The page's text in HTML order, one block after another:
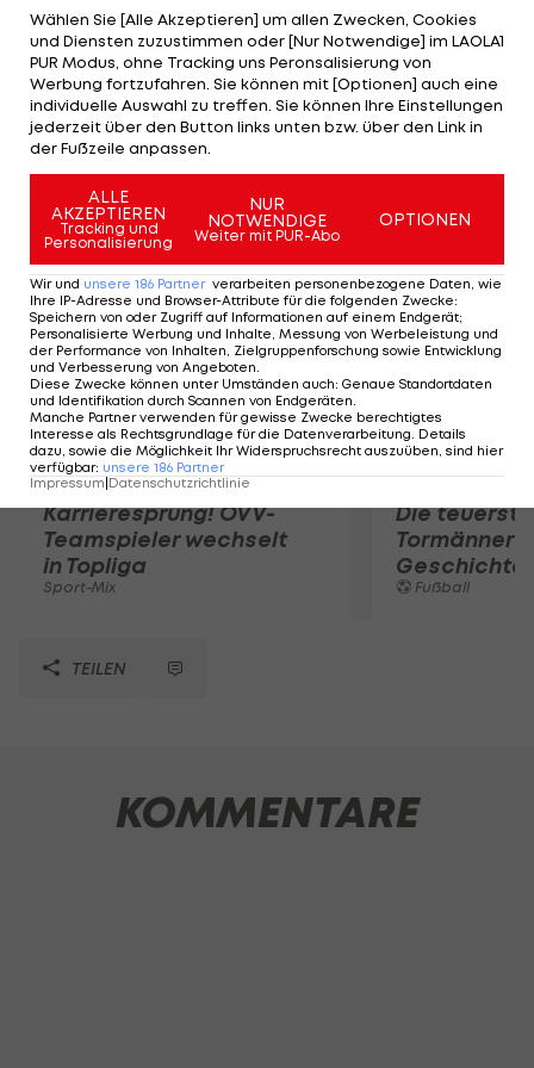
in dieser Saison, nachdem er bereits im April in
Rovinj als Sieger hervorging. Damit baut er
zugleich seine Führung in der Weltmeisterschaft
deutlich aus, da sein schärfster Rivale, der Brite
Paul Bonhomme, nicht über Rang fünf
hinauskommt.
Mehr zum Thema
Karrieresprung! ÖVV-
Teamspieler wechselt
in Topliga
Sport-Mix
Die
Tormänner
Geschichte
Fußball
TEILEN
KOMMENTARE
Wählen Sie [Alle Akzeptieren] um allen Zwecken, Cookies
und Diensten zuzustimmen oder [Nur Notwendige] im LAOLA1
PUR Modus, ohne Tracking uns Peronsalisierung von
Werbung fortzufahren. Sie können mit [Optionen] auch eine
individuelle Auswahl zu treffen. Sie können Ihre Einstellungen
jederzeit über den Button links unten bzw. über den Link in
der Fußzeile anpassen.
ALLE
AKZEPTIEREN
Tracking und
Personalisierung
NUR
NOTWENDIGE
Weiter mit PUR-Abo
OPTIONEN
Wir und unsere 186 Partner verarbeiten personenbezogene Daten, wie
Ihre IP-Adresse und Browser-Attribute für die folgenden Zwecke:
Speichern von oder Zugriff auf Informationen auf einem Endgerät;
Personalisierte Werbung und Inhalte, Messung von Werbeleistung und
der Performance von Inhalten, Zielgruppenforschung sowie Entwicklung
und Verbesserung von Angeboten.
Diese Zwecke können unter Umständen auch: Genaue Standortdaten
und Identifikation durch Scannen von Endgeräten.
Manche Partner verwenden für gewisse Zwecke berechtigtes
Interesse als Rechtsgrundlage für die Datenverarbeitung. Details
dazu, sowie die Möglichkeit Ihr Widerspruchsrecht auszuüben, sind hier
verfügbar: unsere 186 Partner
Impressum Datenschutzrichtlinie